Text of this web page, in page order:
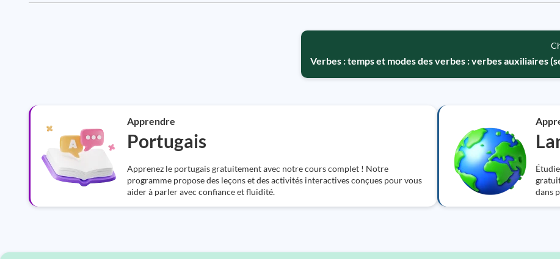
Verbes : temps et modes des verbes : verbes auxiliaires
Apprendre
Portugais
Apprenez le portugais gratuitement avec notre cours complet ! Notre
programme propose des leçons et des activités interactives conçues pour vous
aider à parler avec confiance et fluidité.
dans